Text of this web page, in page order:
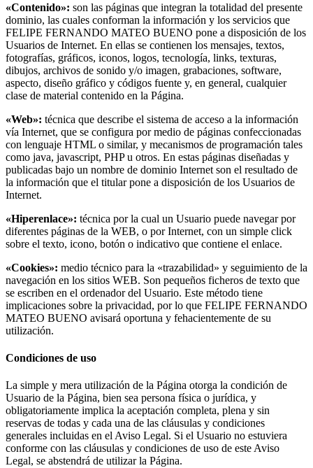
«Contenido»: son las páginas que integran la totalidad del presente
dominio, las cuales conforman la información y los servicios que
FELIPE FERNANDO MATEO BUENO pone a disposición de los
Usuarios de Internet. En ellas se contienen los mensajes, textos,
fotografías, gráficos, iconos, logos, tecnología, links, texturas,
dibujos, archivos de sonido y/o imagen, grabaciones, software,
aspecto, diseño gráfico y códigos fuente y, en general, cualquier
clase de material contenido en la Página.
«Web»: técnica que describe el sistema de acceso a la información
vía Internet, que se configura por medio de páginas confeccionadas
con lenguaje HTML o similar, y mecanismos de programación tales
como java, javascript, PHP u otros. En estas páginas diseñadas y
publicadas bajo un nombre de dominio Internet son el resultado de
la información que el titular pone a disposición de los Usuarios de
Internet.
«Hiperenlace»: técnica por la cual un Usuario puede navegar por
diferentes páginas de la WEB, o por Internet, con un simple click
sobre el texto, icono, botón o indicativo que contiene el enlace.
«Cookies»: medio técnico para la «trazabilidad» y seguimiento de la
navegación en los sitios WEB. Son pequeños ficheros de texto que
se escriben en el ordenador del Usuario. Este método tiene
implicaciones sobre la privacidad, por lo que FELIPE FERNANDO
MATEO BUENO avisará oportuna y fehacientemente de su
utilización.
Condiciones de uso
La simple y mera utilización de la Página otorga la condición de
Usuario de la Página, bien sea persona física o jurídica, y
obligatoriamente implica la aceptación completa, plena y sin
reservas de todas y cada una de las cláusulas y condiciones
generales incluidas en el Aviso Legal. Si el Usuario no estuviera
conforme con las cláusulas y condiciones de uso de este Aviso
Legal, se abstendrá de utilizar la Página.